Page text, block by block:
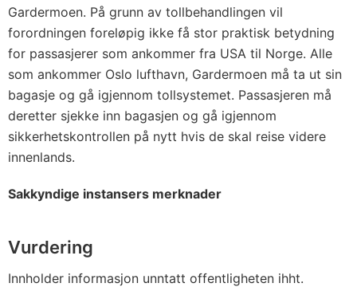
Gardermoen. På grunn av tollbehandlingen vil
forordningen foreløpig ikke få stor praktisk betydning
for passasjerer som ankommer fra USA til Norge. Alle
som ankommer Oslo lufthavn, Gardermoen må ta ut sin
bagasje og gå igjennom tollsystemet. Passasjeren må
deretter sjekke inn bagasjen og gå igjennom
sikkerhetskontrollen på nytt hvis de skal reise videre
innenlands.
Sakkyndige instansers merknader
Vurdering
Innholder informasjon unntatt offentligheten ihht.